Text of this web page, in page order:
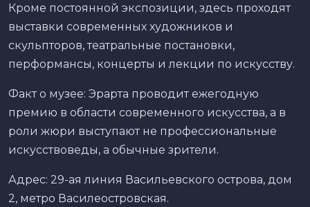
Кроме постоянной экспозиции, здесь проходят
выставки современных художников и
скульпторов, театральные постановки,
перформансы, концерты и лекции по искусству.
Факт о музее: Эрарта проводит ежегодную
премию в области современного искусства, а в
роли жюри выступают не профессиональные
искусствоведы, а обычные зрители.
Адрес: 29-ая линия Васильевского острова, дом
2, метро Василеостровская.